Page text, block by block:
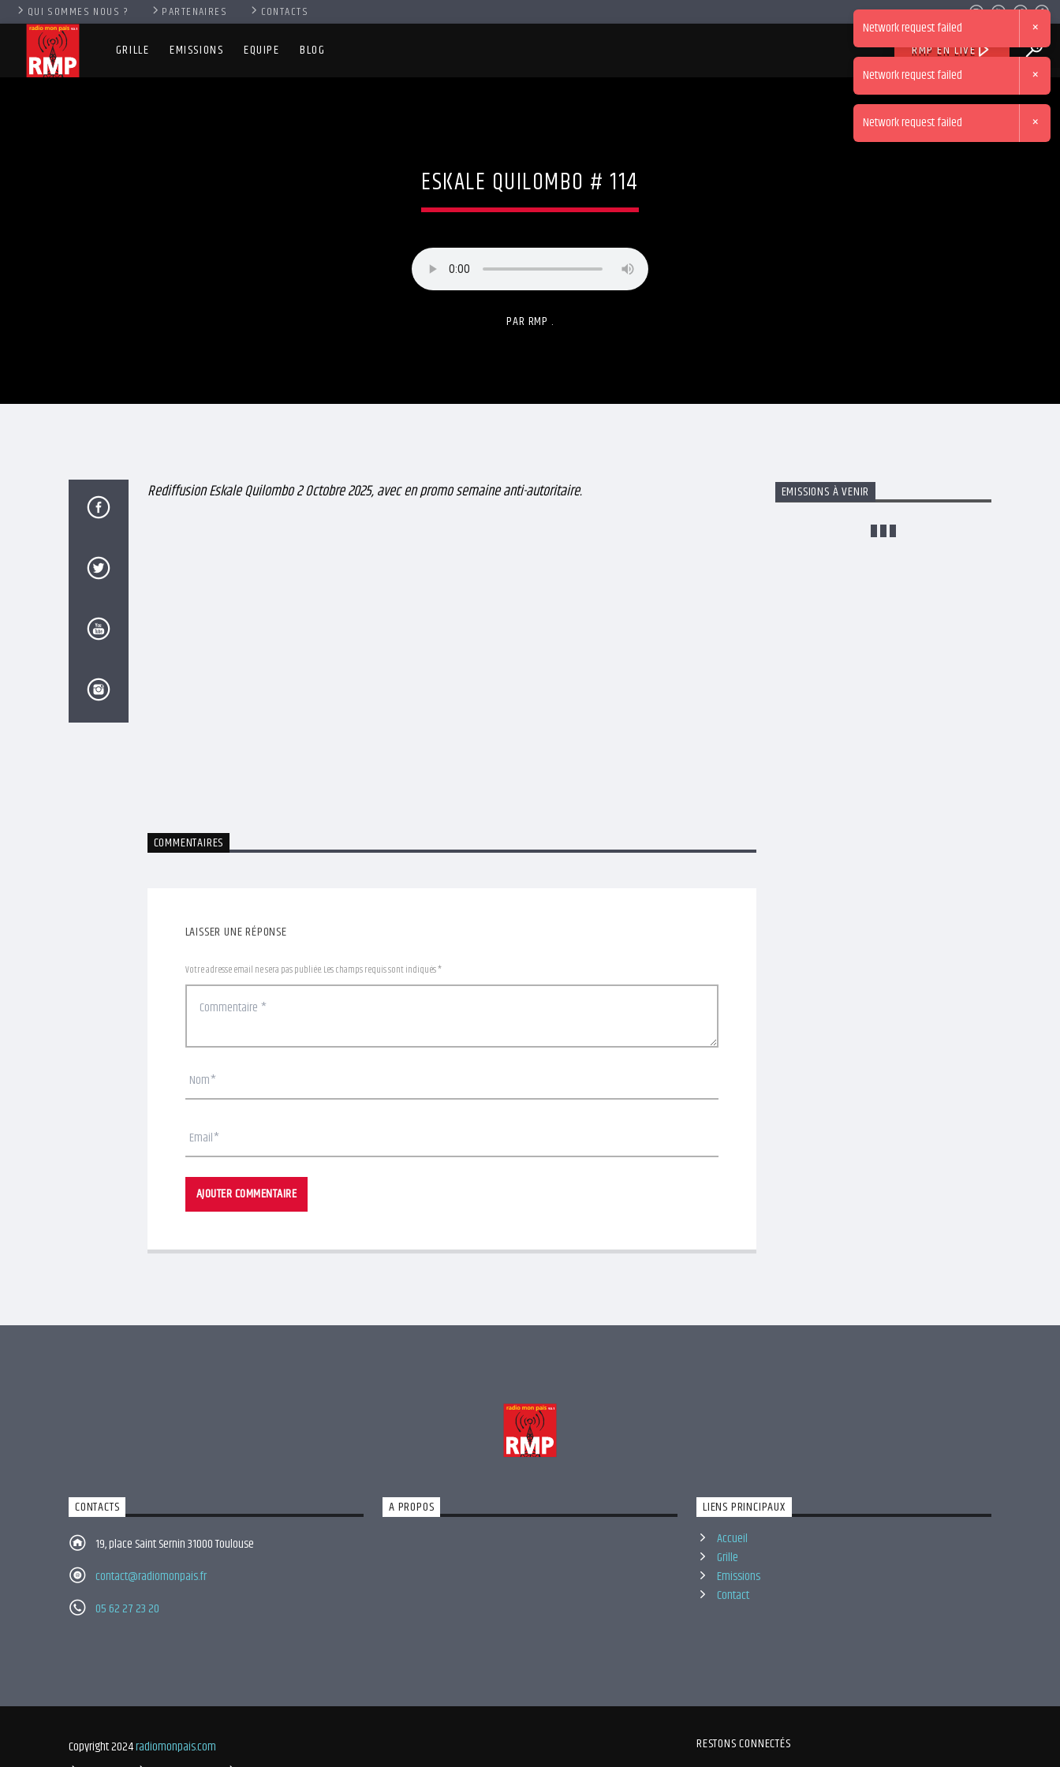
QUI SOMMES NOUS ? PARTENAIRES CONTACTS
GRILLE EMISSIONS EQUIPE BLOG RMP EN LIVE
ESKALE QUILOMBO # 114
PAR RMP .
Rediffusion Eskale Quilombo 2 Octobre 2025, avec en promo semaine anti-autoritaire.
COMMENTAIRES
LAISSER UNE RÉPONSE
Votre adresse email ne sera pas publiée. Les champs requis sont indiqués *
EMISSIONS À VENIR
CONTACTS
19, place Saint Sernin 31000 Toulouse
contact@radiomonpais.fr
05 62 27 23 20
A PROPOS
LIENS PRINCIPAUX
Accueil
Grille
Emissions
Contact
Copyright 2024radiomonpais.com RESTONS CONNECTÉS
Network request failed ×
Network request failed ×
Network request failed ×